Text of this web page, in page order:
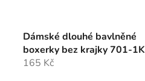
Dámské dlouhé bavlněné
boxerky bez krajky 701-1K
165 Kč